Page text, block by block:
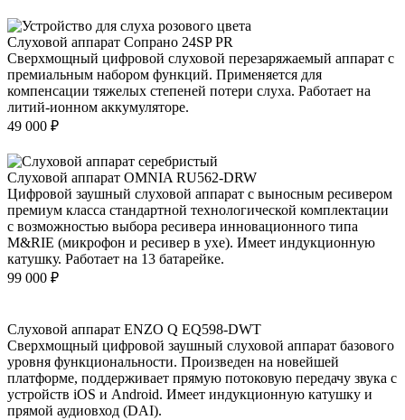
Слуховой аппарат Сопрано 24SP PR
Сверхмощный цифровой слуховой перезаряжаемый аппарат с
премиальным набором функций. Применяется для
компенсации тяжелых степеней потери слуха. Работает на
литий-ионном аккумуляторе.
49 000 ₽
Слуховой аппарат OMNIA RU562-DRW
Цифровой заушный слуховой аппарат с выносным ресивером
премиум класса стандартной технологической комплектации
с возможностью выбора ресивера инновационного типа
M&RIE (микрофон и ресивер в ухе). Имеет индукционную
катушку. Работает на 13 батарейке.
99 000 ₽
Слуховой аппарат ENZO Q EQ598-DWT
Сверхмощный цифровой заушный слуховой аппарат базового
уровня функциональности. Произведен на новейшей
платформе, поддерживает прямую потоковую передачу звука с
устройств iOS и Android. Имеет индукционную катушку и
прямой аудиовход (DAI).